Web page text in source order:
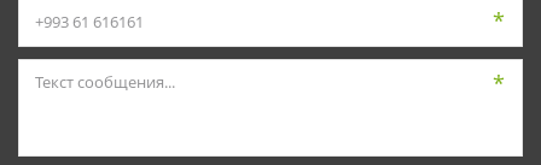
*
*